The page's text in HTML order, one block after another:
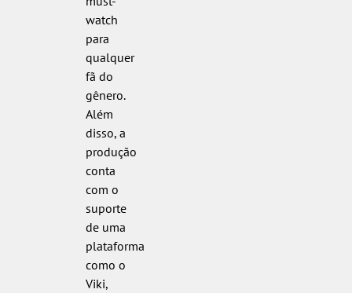
watch
para
qualquer
fã do
gênero.
Além
disso, a
produção
conta
com o
suporte
de uma
plataforma
como o
Viki,